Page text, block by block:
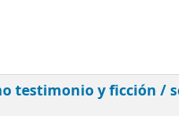
testimonio y ficción /